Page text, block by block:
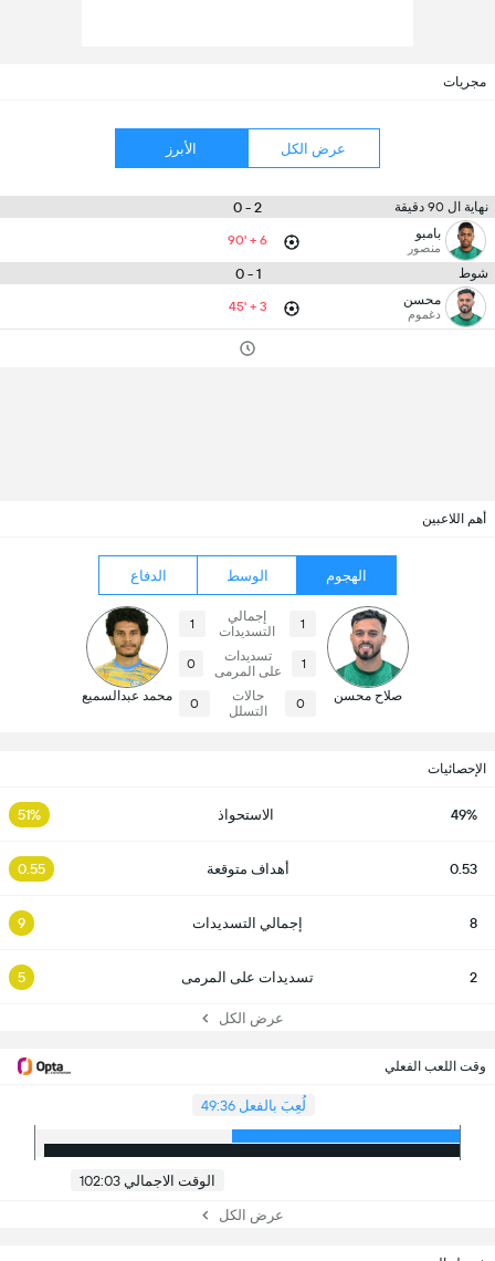
مجريات
عرض الكل الأبرز
نهاية ال 90 دقيقة 2 - 0
بامبو
منصور 90' + 6
شوط 1 - 0
محسن
دغموم 45' + 3
أهم اللاعبين
الهجوم الوسط الدفاع
صلاح محسن
1
إجمالي
التسديدات
1
1
تسديدات
على المرمى
0
0
حالات
التسلل
0 محمد عبدالسميع
الإحصائيات
49% الاستحواذ 51%
0.53 أهداف متوقعة 0.55
8 إجمالي التسديدات 9
2 تسديدات على المرمى 5
عرض الكل
وقت اللعب الفعلي
لُعِبَ بالفعل 49:36
الوقت الاجمالي 102:03
عرض الكل